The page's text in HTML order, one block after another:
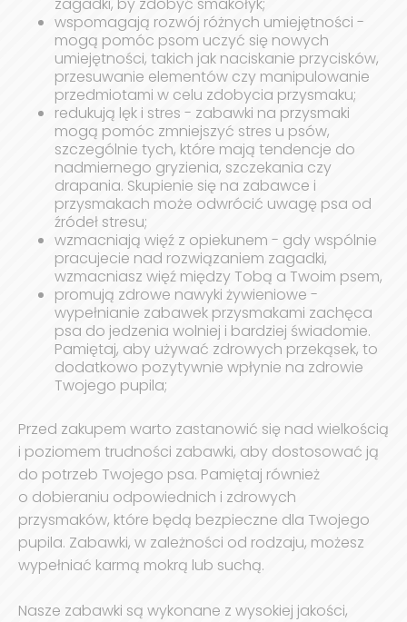
wspomagają rozwój różnych umiejętności -
mogą pomóc psom uczyć się nowych
umiejętności, takich jak naciskanie przycisków,
przesuwanie elementów czy manipulowanie
przedmiotami w celu zdobycia przysmaku;
redukują lęk i stres - zabawki na przysmaki
mogą pomóc zmniejszyć stres u psów,
szczególnie tych, które mają tendencje do
nadmiernego gryzienia, szczekania czy
drapania. Skupienie się na zabawce i
przysmakach może odwrócić uwagę psa od
źródeł stresu;
wzmacniają więź z opiekunem - gdy wspólnie
pracujecie nad rozwiązaniem zagadki,
wzmacniasz więź między Tobą a Twoim psem,
promują zdrowe nawyki żywieniowe -
wypełnianie zabawek przysmakami zachęca
psa do jedzenia wolniej i bardziej świadomie.
Pamiętaj, aby używać zdrowych przekąsek, to
dodatkowo pozytywnie wpłynie na zdrowie
Twojego pupila;
Przed zakupem warto zastanowić się nad wielkością
i poziomem trudności zabawki, aby dostosować ją
do potrzeb Twojego psa. Pamiętaj również
o dobieraniu odpowiednich i zdrowych
przysmaków, które będą bezpieczne dla Twojego
pupila. Zabawki, w zależności od rodzaju, możesz
wypełniać karmą mokrą lub suchą.
Nasze zabawki są wykonane z wysokiej jakości,